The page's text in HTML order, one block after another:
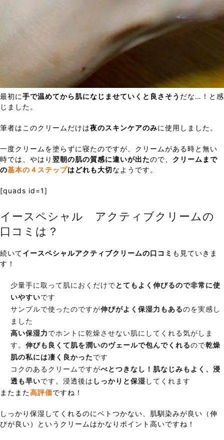
最初に手で温めてから肌になじませていくと良さそう だな…！と感
じました。
筆者はこのクリームだけは夜のスキンケアのみに使用しました。
一度クリームを塗らずに寝たのですが、クリームがある時と無い
時では、やはり 翌朝の肌の質感に違いが出たので、 クリームまで
の基本の４ステップはどれも大切なようです。
[quads id=1]
イースペシャル アクティブクリームの
口コミは？
続いてイースペシャルアクティブクリームの口コミ も見ていきま
す！
少量手に取って肌におくだけでとてもよく伸びるので非常に使
いやすいです
サンプルで使ったのですが伸びがよく保湿力もあるのを実感し
ました
高い保湿力でホントに乾燥させない肌にしてくれる気がしま
す。 伸びも良くて肌を潤いのヴェールで包んでくれるので乾燥
肌の私には凄く良かったです
コクのあるクリームですがべとつきなし！肌なじみもよく、浸
透も早いです。浸透後は しっかりと保湿 してくれます
またまた高評価ですね！
しっかり保湿してくれるのにベトつかない、肌馴染みが良い（伸
びが良い）というクリームはかなりポイント高いですね！